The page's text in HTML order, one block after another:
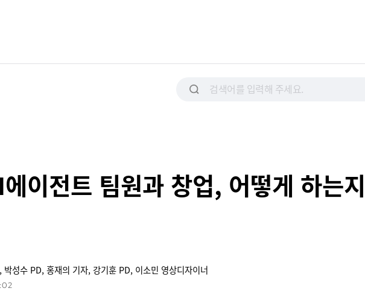
이전트 팀원과 창업, 어떻게 하는
박성수 PD, 홍재의 기자, 강기훈 PD, 이소민 영상디자이너